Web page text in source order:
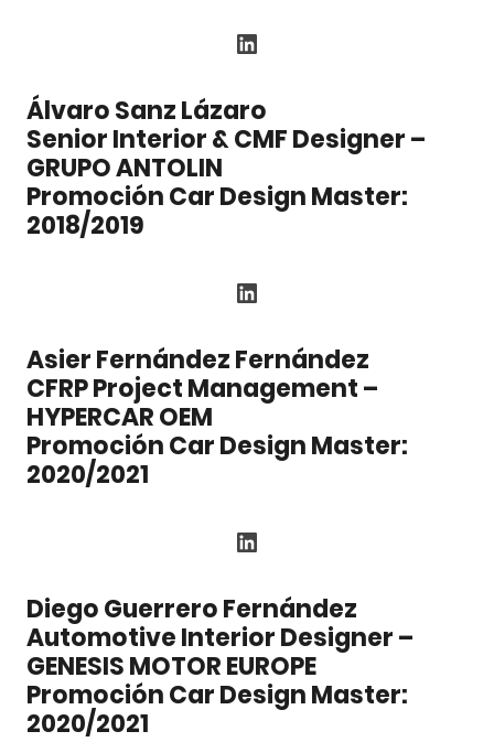
LinkedIn
Álvaro Sanz Lázaro
Senior Interior & CMF Designer –
GRUPO ANTOLIN
Promoción Car Design Master:
2018/2019
LinkedIn
Asier Fernández Fernández
CFRP Project Management –
HYPERCAR OEM
Promoción Car Design Master:
2020/2021
LinkedIn
Diego Guerrero Fernández
Automotive Interior Designer –
GENESIS MOTOR EUROPE
Promoción Car Design Master:
2020/2021